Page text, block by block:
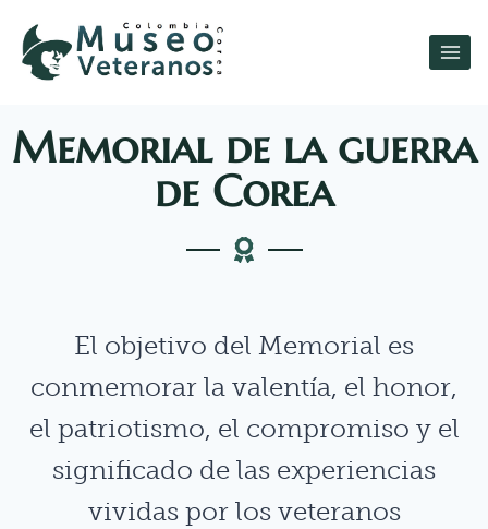
Memorial de la guerra
de Corea
El objetivo del Memorial es
conmemorar la valentía, el honor,
el patriotismo, el compromiso y el
significado de las experiencias
vividas por los veteranos